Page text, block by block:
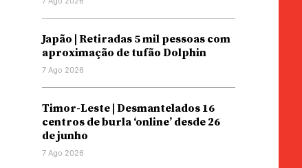
Japão | Retiradas 5 mil pessoas com
aproximação de tufão Dolphin
7 Ago 2026
Timor-Leste | Desmantelados 16
centros de burla ‘online’ desde 26
de junho
7 Ago 2026